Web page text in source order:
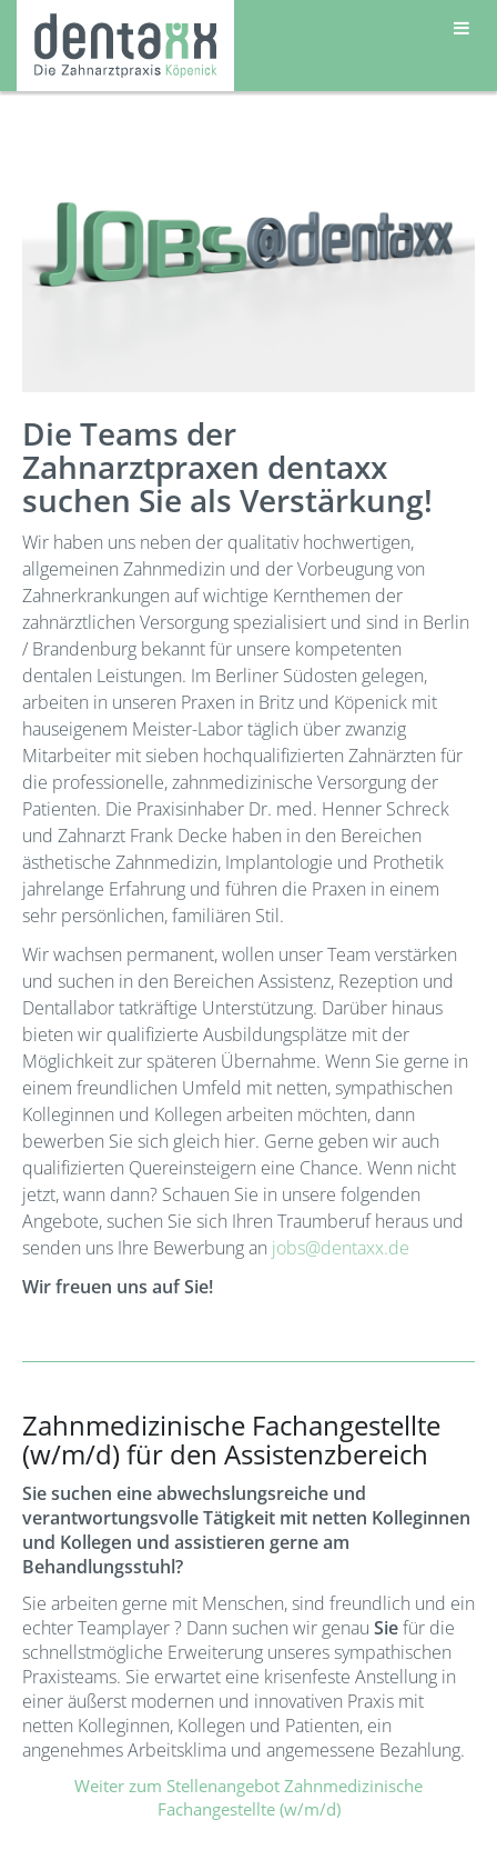
Die Teams der
Zahnarztpraxen dentaxx
suchen Sie als Verstärkung!
Wir haben uns neben der qualitativ hochwertigen,
allgemeinen Zahnmedizin und der Vorbeugung von
Zahnerkrankungen auf wichtige Kernthemen der
zahnärztlichen Versorgung spezialisiert und sind in Berlin
/ Brandenburg bekannt für unsere kompetenten
dentalen Leistungen. Im Berliner Südosten gelegen,
arbeiten in unseren Praxen in Britz und Köpenick mit
hauseigenem Meister-Labor täglich über zwanzig
Mitarbeiter mit sieben hochqualifizierten Zahnärzten für
die professionelle, zahnmedizinische Versorgung der
Patienten. Die Praxisinhaber Dr. med. Henner Schreck
und Zahnarzt Frank Decke haben in den Bereichen
ästhetische Zahnmedizin, Implantologie und Prothetik
jahrelange Erfahrung und führen die Praxen in einem
sehr persönlichen, familiären Stil.
Wir wachsen permanent, wollen unser Team verstärken
und suchen in den Bereichen Assistenz, Rezeption und
Dentallabor tatkräftige Unterstützung. Darüber hinaus
bieten wir qualifizierte Ausbildungsplätze mit der
Möglichkeit zur späteren Übernahme. Wenn Sie gerne in
einem freundlichen Umfeld mit netten, sympathischen
Kolleginnen und Kollegen arbeiten möchten, dann
bewerben Sie sich gleich hier. Gerne geben wir auch
qualifizierten Quereinsteigern eine Chance. Wenn nicht
jetzt, wann dann? Schauen Sie in unsere folgenden
Angebote, suchen Sie sich Ihren Traumberuf heraus und
senden uns Ihre Bewerbung an jobs@dentaxx.de
Wir freuen uns auf Sie!
Zahnmedizinische Fachangestellte
(w/m/d) für den Assistenzbereich
Sie suchen eine abwechslungsreiche und
verantwortungsvolle Tätigkeit mit netten Kolleginnen
und Kollegen und assistieren gerne am
Behandlungsstuhl?
Sie arbeiten gerne mit Menschen, sind freundlich und ein
echter Teamplayer ? Dann suchen wir genau Siefür die
schnellstmögliche Erweiterung unseres sympathischen
Praxisteams. Sie erwartet eine krisenfeste Anstellung in
einer äußerst modernen und innovativen Praxis mit
netten Kolleginnen, Kollegen und Patienten, ein
angenehmes Arbeitsklima und angemessene Bezahlung.
Weiter zum Stellenangebot Zahnmedizinische
Fachangestellte (w/m/d)